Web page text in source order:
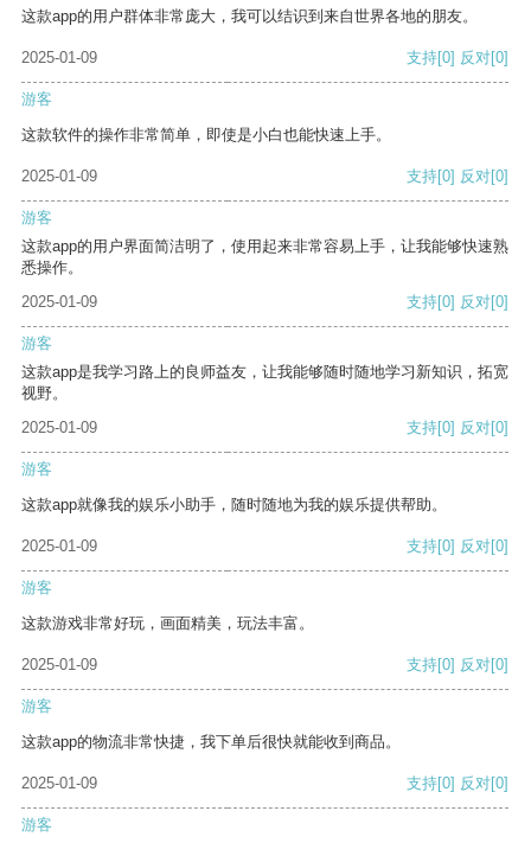
这款app的用户群体非常庞大，我可以结识到来自世界各地的朋友。
2025-01-09 支持[0] 反对[0]
游客
这款软件的操作非常简单，即使是小白也能快速上手。
2025-01-09 支持[0] 反对[0]
游客
这款app的用户界面简洁明了，使用起来非常容易上手，让我能够快速熟
悉操作。
2025-01-09
支持[0] 反对[0]
游客
这款app是我学习路上的良师益友，让我能够随时随地学习新知识，拓宽
视野。
2025-01-09
支持[0] 反对[0]
游客
这款app就像我的娱乐小助手，随时随地为我的娱乐提供帮助。
2025-01-09 支持[0] 反对[0]
游客
这款游戏非常好玩，画面精美，玩法丰富。
2025-01-09 支持[0] 反对[0]
游客
这款app的物流非常快捷，我下单后很快就能收到商品。
2025-01-09 支持[0] 反对[0]
游客